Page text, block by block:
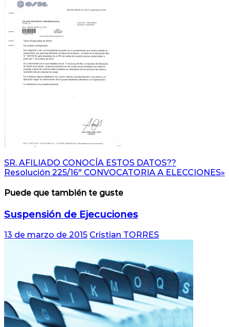
Navegación
de
entradas
SR. AFILIADO CONOCÍA ESTOS DATOS??
Resolución 225/16″ CONVOCATORIA A ELECCIONES»
Puede que también te guste
Suspensión de Ejecuciones
13 de marzo de 2015 Cristian TORRES